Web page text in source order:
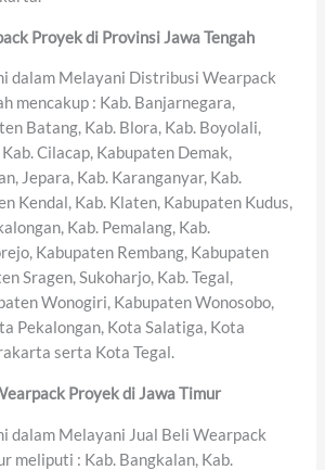
Proyek di Provinsi Jawa Tengah
dalam Melayani Distribusi Wearpack
mencakup : Kab. Banjarnegara,
Batang, Kab. Blora, Kab. Boyolali,
Cilacap, Kabupaten Demak,
Jepara, Kab. Karanganyar, Kab.
Kendal, Kab. Klaten, Kabupaten Kudus,
Kab. Pemalang, Kab.
Kabupaten Rembang, Kabupaten
Sragen, Sukoharjo, Kab. Tegal,
Wonogiri, Kabupaten Wonosobo,
Pekalongan, Kota Salatiga, Kota
serta Kota Tegal.
Proyek di Jawa Timur
dalam Melayani Jual Beli Wearpack
meliputi : Kab. Bangkalan, Kab.